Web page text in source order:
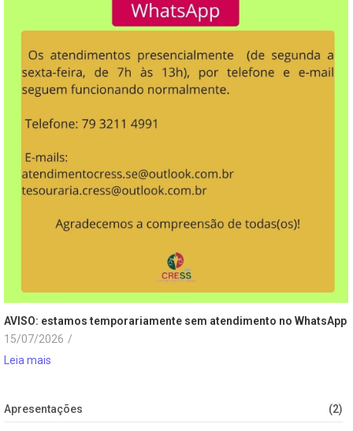
AVISO: estamos temporariamente sem atendimento no WhatsApp
15/07/2026 /
Leia mais
Apresentações (2)